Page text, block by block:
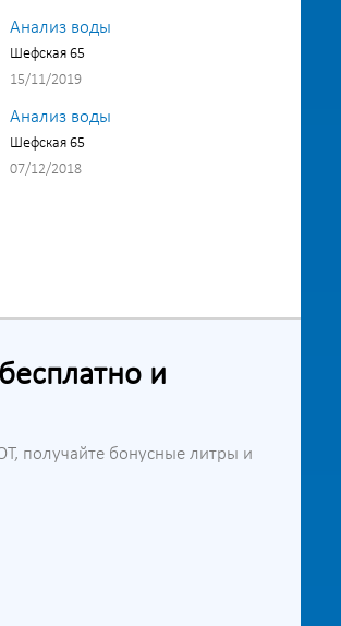
Анализ воды
Шефская 65
15/11/2019
Анализ воды
Шефская 65
07/12/2018
и
получайте бонусные литры и